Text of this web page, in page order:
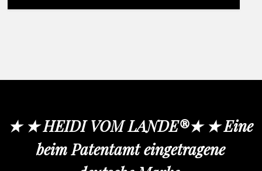
★ ★ HEIDI VOM LANDE®★ ★ Eine
beim Patentamt eingetragene